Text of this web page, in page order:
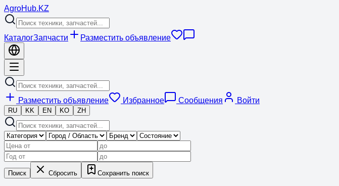
AgroHub.KZ
КаталогЗапчасти Разместить объявление
Разместить объявление Избранное Сообщения Войти
RU KK EN KO ZH
Поиск Сбросить Сохранить поиск